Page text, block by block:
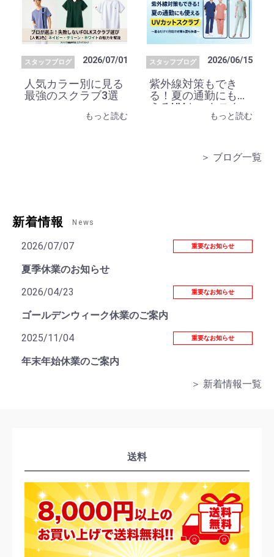
スタッフブログ 2026/07/01
人気カラー別に見る
最強のスクラブ3選
もっと読む
スタッフブログ 2026/06/15
紫外線対策もでき
る！夏の通勤にも使
えるUVカットスク
もっと読む
＞ ブログ一覧
新着情報 News
2026/07/07 重要なお知らせ
夏季休業のお知らせ
2026/04/23
重要なお知らせ
ゴールデンウィーク休業のご案内
2025/11/04
重要なお知らせ
年末年始休業のご案内
＞ 新着情報一覧
送料